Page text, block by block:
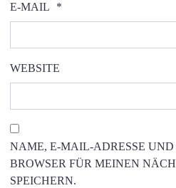
E-MAIL *
WEBSITE
NAME, E-MAIL-ADRESSE
BROWSER FÜR MEINEN
SPEICHERN.